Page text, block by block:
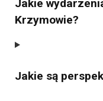
Jakie
Krzymowie?
Jakie są